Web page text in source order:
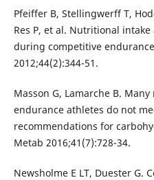
Pfeiffer B, Stellingwerff T,
Res P, et al. Nutritional
during competitive
2012;44(2):344-51.
Masson G, Lamarche B.
endurance athletes do not
recommendations for
Metab 2016;41(7):728-34.
Newsholme E LT, Duester G.